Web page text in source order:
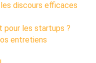
les discours efficaces
pour les startups ?
entretiens